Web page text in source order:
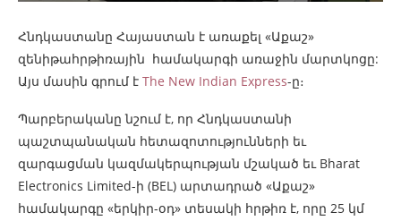
Հնդկաստանը Հայաստան է առաքել «Աքաշ»
զենիթահրթիռային համակարգի առաջին մարտկոցը:
Այս մասին գրում է The New Indian Express-ը։
Պարբերականը նշում է, որ Հնդկաստանի
պաշտպանական հետազոտությունների եւ
զարգացման կազմակերպության մշակած եւ Bharat
Electronics Limited-ի (BEL) արտադրած «Աքաշ»
համակարգը «երկիր-օդ» տեսակի հրթիռ է, որը 25 կմ